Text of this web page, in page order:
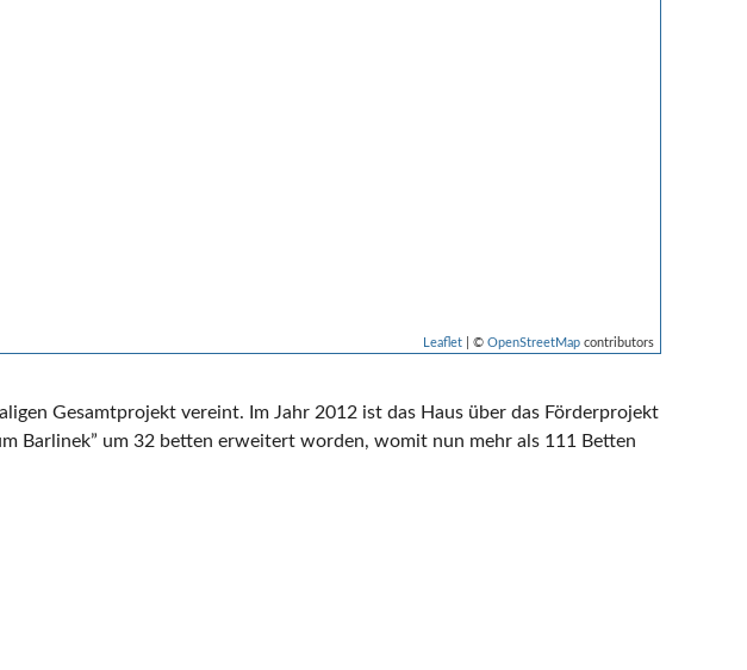
Leaflet | © OpenStreetMap contributors
Gesamtprojekt vereint. Im Jahr 2012 ist das Haus über das Förderprojekt
Barlinek” um 32 betten erweitert worden, womit nun mehr als 111 Betten